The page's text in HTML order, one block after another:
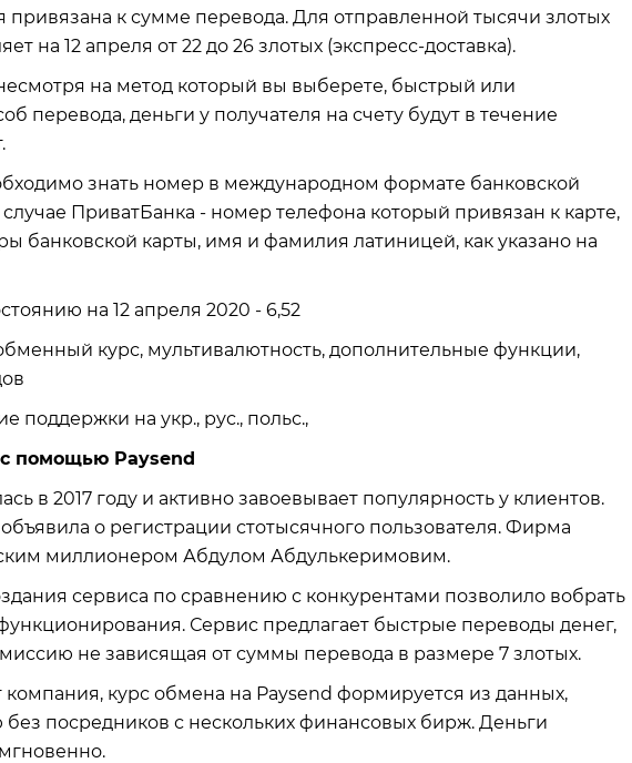
привязана к сумме перевода. Для отправленной тысячи злотых
на 12 апреля от 22 до 26 злотых (экспресс-доставка).
на метод который вы выберете, быстрый или
перевода, деньги у получателя на счету будут в течение
знать номер в международном формате банковской
ПриватБанка - номер телефона который привязан к карте,
банковской карты, имя и фамилия латиницей, как указано на
на 12 апреля 2020 - 6,52
курс, мультивалютность, дополнительные функции,
поддержки на укр., рус., польс.,
помощью Paysend
в 2017 году и активно завоевывает популярность у клиентов.
о регистрации стотысячного пользователя. Фирма
миллионером Абдулом Абдулькеримовим.
сервиса по сравнению с конкурентами позволило вобрать
Сервис предлагает быстрые переводы денег,
не зависящая от суммы перевода в размере 7 злотых.
курс обмена на Paysend формируется из данных,
посредников с нескольких финансовых бирж. Деньги